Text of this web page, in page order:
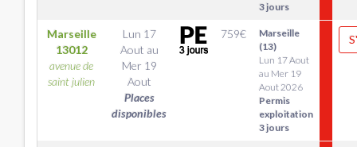
3 jours
Marseille
13012
avenue de
saint julien
Lun 17
Aout au
Mer 19
Aout
Places
disponibles
759€
Marseille
(13)
Lun 17 Aout
au Mer 19
Aout 2026
Permis
exploitation
3 jours